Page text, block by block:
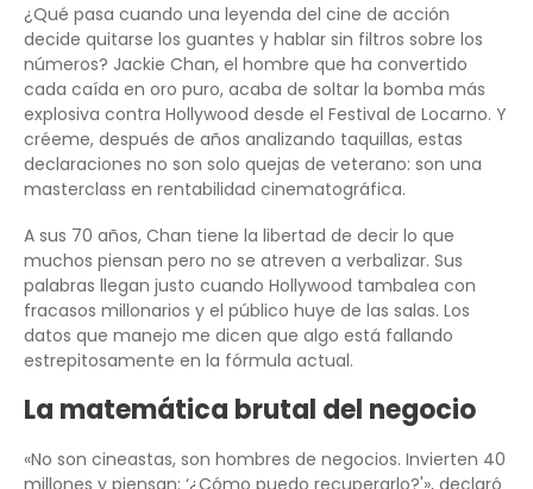
¿Qué pasa cuando una leyenda del cine de acción
decide quitarse los guantes y hablar sin filtros sobre los
números? Jackie Chan, el hombre que ha convertido
cada caída en oro puro, acaba de soltar la bomba más
explosiva contra Hollywood desde el Festival de Locarno. Y
créeme, después de años analizando taquillas, estas
declaraciones no son solo quejas de veterano: son una
masterclass en rentabilidad cinematográfica.
A sus 70 años, Chan tiene la libertad de decir lo que
muchos piensan pero no se atreven a verbalizar. Sus
palabras llegan justo cuando Hollywood tambalea con
fracasos millonarios y el público huye de las salas. Los
datos que manejo me dicen que algo está fallando
estrepitosamente en la fórmula actual.
La matemática brutal del negocio
«No son cineastas, son hombres de negocios. Invierten 40
millones y piensan: ‘¿Cómo puedo recuperarlo?'», declaró